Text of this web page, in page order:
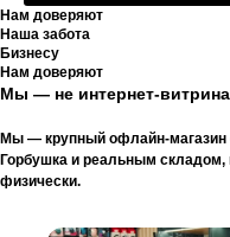
Нам доверяют
Наша забота
Бизнесу
Нам доверяют
Мы — не интернет-
Мы — крупный офлайн-магазин
Горбушка и реальным складом,
физически.